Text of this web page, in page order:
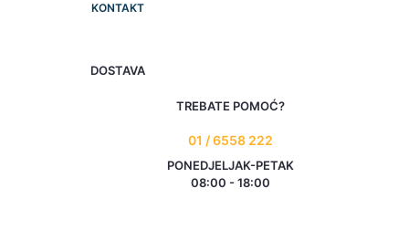
KONTAKT
DOSTAVA
TREBATE POMOĆ?
01 / 6558 222
PONEDJELJAK-PETAK
08:00 - 18:00